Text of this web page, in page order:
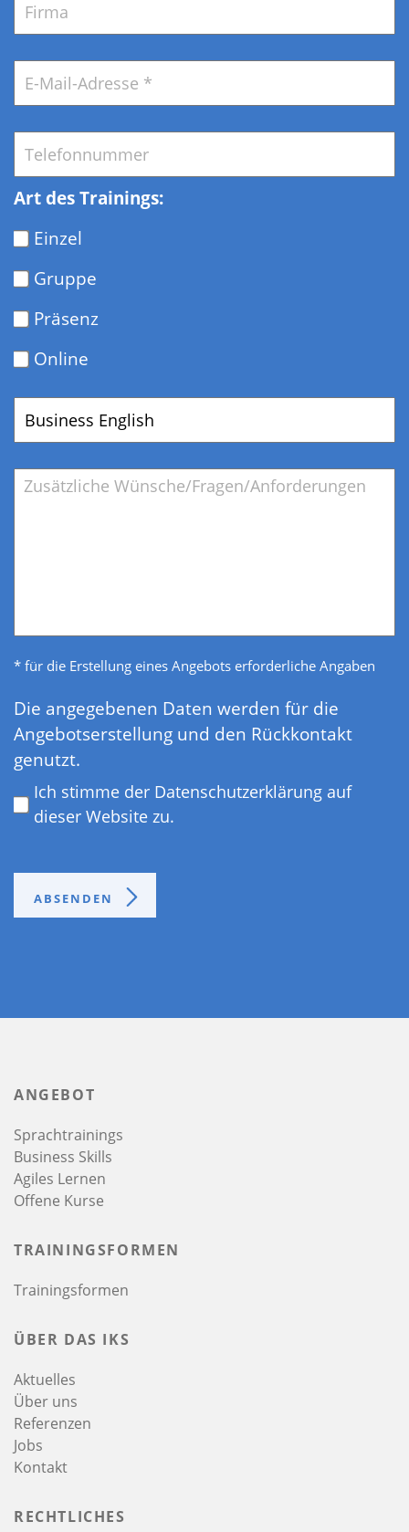
E-
Mail *
Telefon *
Art des Trainings:
Einzel
Gruppe
Präsenz
Online
Gewünschtes
Training/Coaching
Bemerkung
* für die Erstellung eines Angebots erforderliche Angaben
Datenschutz *
Die angegebenen Daten werden für die
Angebotserstellung und den Rückkontakt
genutzt.
Ich stimme der Datenschutzerklärung auf
dieser Website zu.
ABSENDEN
ANGEBOT
Sprachtrainings
Business Skills
Agiles Lernen
Offene Kurse
TRAININGSFORMEN
Trainingsformen
ÜBER DAS IKS
Aktuelles
Über uns
Referenzen
Jobs
Kontakt
RECHTLICHES